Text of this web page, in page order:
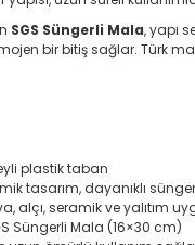
SGS Süngerli Mala, yapı
bir bitiş sağlar. Türk
plastik taban
tasarım, dayanıklı
alçı, seramik ve yalıtım
Süngerli Mala (16×30 cm)